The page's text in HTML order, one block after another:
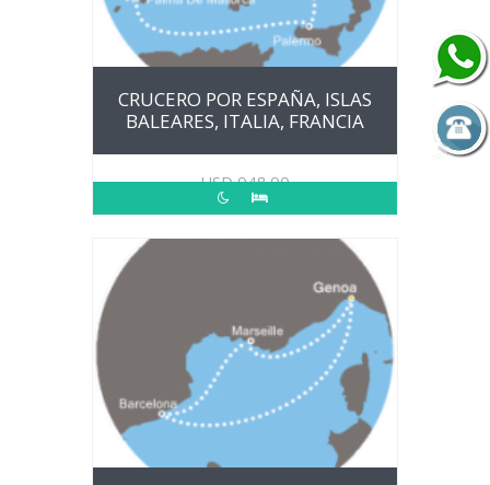
CRUCERO POR ESPAÑA, ISLAS
BALEARES, ITALIA, FRANCIA
USD948.00